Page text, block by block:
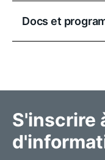
Docs et
S'inscrire